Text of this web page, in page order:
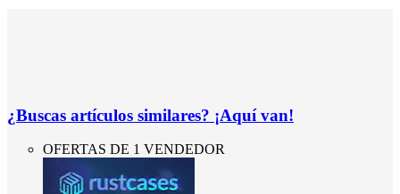
¿Buscas artículos similares? ¡Aquí van!
OFERTAS DE 1 VENDEDOR